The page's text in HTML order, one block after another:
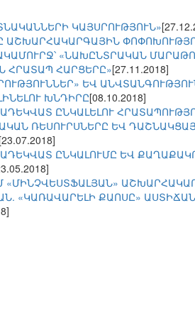
ԿԱՅՍՐՈՒԹՅՈՒՆ»
«ՆԱԽԸՆՏՐԱԿԱՆ
ՀՐԱՏԱՊ ՀԱՐՑԵՐԸ»[27.11.2018]
ԵՎ
ԽՆԴԻՐԸ[08.10.2018]
ԸՆԿԱԼԵԼՈՒ
ՌԵՍՈՒՐՍՆԵՐԸ ԵՎ
[23.07.2018]
ԸՆԿԱԼՈՒՄԸ ԵՎ
«ԿԱՌԱՎԱՐԵԼԻ ՔԱՈՍԸ»